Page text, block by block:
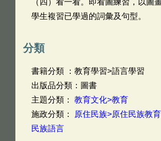
（四）看一看。即看圖練習，以圖
學生複習已學過的詞彙及句型。
分類
書籍分類 ：教育學習>語言學習
出版品分類：圖書
主題分類： 教育文化>教育
施政分類：
原住民族>原住民族教
民族語言